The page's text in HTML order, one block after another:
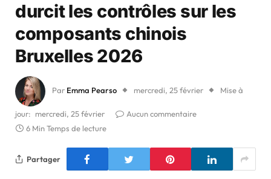
durcit les contrôles sur les
composants chinois
Bruxelles 2026
Par Emma Pearso mercredi, 25 février Mise à
jour: mercredi, 25 février
Aucun commentaire
6 Min Temps de lecture
Partager